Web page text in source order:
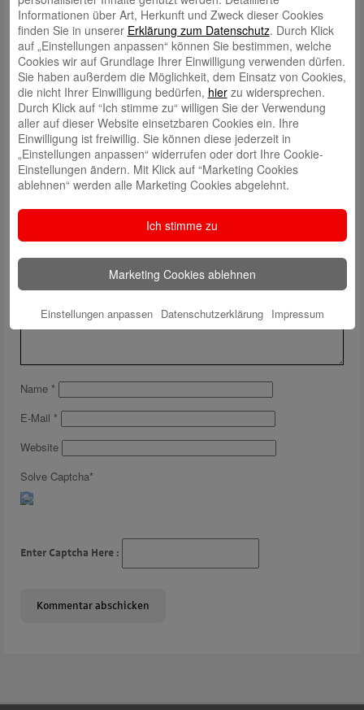
überhaupt kein Problem!
Ich bin sehr dankbar für die abwechslungsreiche, aufregende und
lehrreiche Zeit 😊.
Wenn du auch gerade im Studium oder in der Schule bist und für dich
herausfinden willst, was am besten zu dir passt, dann nutze die Chance
und mach dich – genau wie ich – über die vielseitigen
Möglichkeiten schlau, die dir diese Sparkasse bietet!
Deine Violetta ♥
Schreiben Sie einen Kommentar
Ihre E-Mail-Adresse wird nicht veröffentlicht.
Name *
E-Mail *
Website
Solve Captcha*
Enter Captcha Here :
Informationen über Art, Herkunft und Zweck dieser Cookies
finden Sie in unserer Erklärung zum Datenschutz. Durch Klick
auf „Einstellungen anpassen“ können Sie bestimmen, welche
Cookies wir auf Grundlage Ihrer Einwilligung verwenden dürfen.
Sie haben außerdem die Möglichkeit, dem Einsatz von Cookies,
die nicht Ihrer Einwilligung bedürfen, hierzu widersprechen.
Durch Klick auf “Ich stimme zu“ willigen Sie der Verwendung
aller auf dieser Website einsetzbaren Cookies ein. Ihre
Einwilligung ist freiwillig. Sie können diese jederzeit in
„Einstellungen anpassen“ widerrufen oder dort Ihre Cookie-
Einstellungen ändern. Mit Klick auf “Marketing Cookies
ablehnen“ werden alle Marketing Cookies abgelehnt.
Ich stimme zu
Marketing Cookies ablehnen
Einstellungen anpassen Datenschutzerklärung Impressum